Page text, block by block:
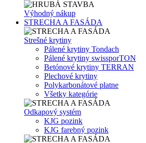
Výhodný nákup
STRECHA A FASÁDA
Strešné krytiny
Pálené krytiny Tondach
Pálené krytiny swissporTON
Betónové krytiny TERRAN
Plechové krytiny
Polykarbonátové platne
Všetky kategórie
Odkapový systém
KJG pozink
KJG farebný pozink